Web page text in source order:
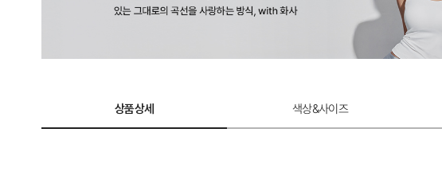
상품상세 색상&사이즈